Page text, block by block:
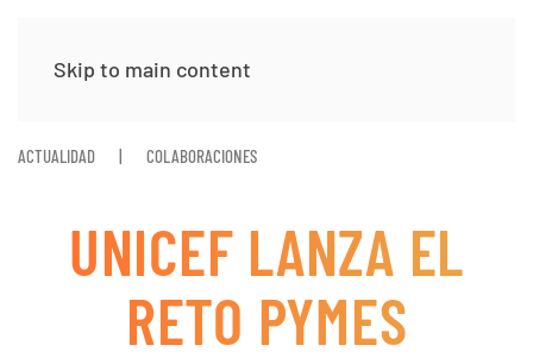
Skip to main content
ACTUALIDAD COLABORACIONES
UNICEF LANZA EL
RETO PYMES